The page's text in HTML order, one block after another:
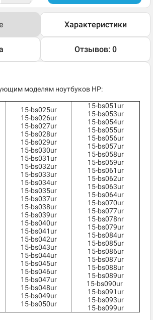
Характеристики
Отзывов: 0
моделям ноутбуков HP:
15-bs025ur
15-bs026ur
15-bs027ur
15-bs028ur
15-bs029ur
15-bs030ur
15-bs031ur
15-bs032ur
15-bs033ur
15-bs034ur
15-bs035ur
15-bs037ur
15-bs038ur
15-bs039ur
15-bs040ur
15-bs041ur
15-bs042ur
15-bs043ur
15-bs044ur
15-bs045ur
15-bs046ur
15-bs047ur
15-bs048ur
15-bs049ur
15-bs050ur
15-bs051ur
15-bs053ur
15-bs054ur
15-bs055ur
15-bs056ur
15-bs057ur
15-bs058ur
15-bs059ur
15-bs061ur
15-bs062ur
15-bs063ur
15-bs064ur
15-bs070ur
15-bs077ur
15-bs078nr
15-bs079ur
15-bs084ur
15-bs085ur
15-bs086ur
15-bs087ur
15-bs088ur
15-bs089ur
15-bs090ur
15-bs091ur
15-bs093ur
15-bs099ur